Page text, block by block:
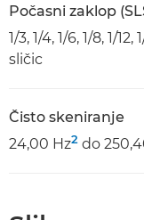
Počasni zaklop
1/3, 1/4, 1/6, 1/8, 1/
sličic
Čisto skeniranje
24,00 Hz2 do